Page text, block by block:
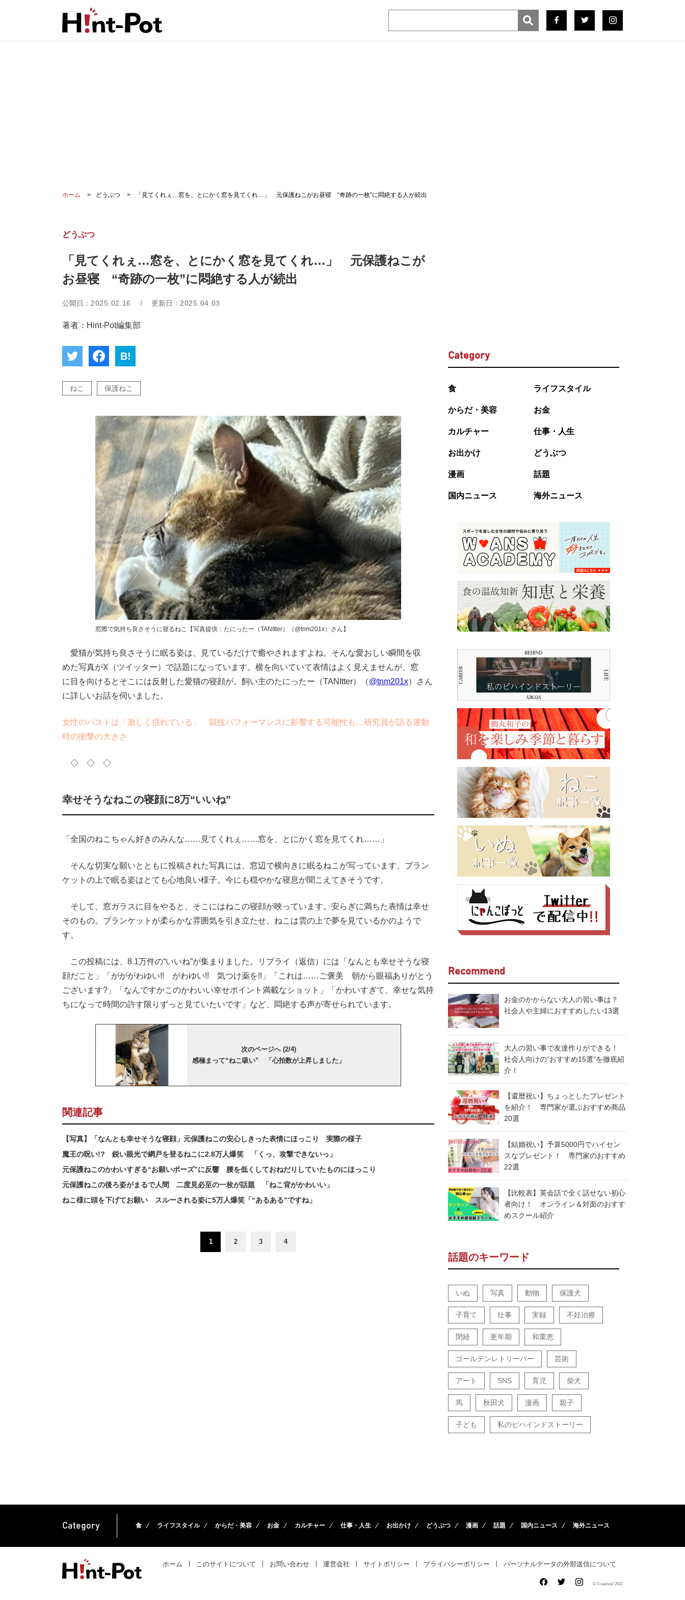
ホーム どうぶつ 「見てくれぇ…窓を、とにかく窓を見てくれ…」 元保護ねこがお昼寝 “奇跡の一枚”に悶絶する人が続出
どうぶつ
「見てくれぇ…窓を、とにかく窓を見てくれ…」 元保護ねこが
お昼寝 “奇跡の一枚”に悶絶する人が続出
公開日： 2025.02.16 / 更新日： 2025.04.03
著者：Hint-Pot編集部
B!
ねこ 保護ねこ
窓際で気持ち良さそうに寝るねこ【写真提供：たにったー（TANItter）（@tnm201x）さん】
愛猫が気持ち良さそうに眠る姿は、見ているだけで癒やされますよね。そんな愛おしい瞬間を収
めた写真がX（ツイッター）で話題になっています。横を向いていて表情はよく見えませんが、窓
に目を向けるとそこには反射した愛猫の寝顔が。飼い主のたにったー（TANItter）（@tnm201x）さん
に詳しいお話を伺いました。
女性のバストは「激しく揺れている」 競技パフォーマンスに影響する可能性も…研究員が語る運動
時の衝撃の大きさ
◇ ◇ ◇
幸せそうなねこの寝顔に8万“いいね”
「全国のねこちゃん好きのみんな……見てくれぇ……窓を、とにかく窓を見てくれ……」
そんな切実な願いとともに投稿された写真には、窓辺で横向きに眠るねこが写っています。ブラン
ケットの上で眠る姿はとても心地良い様子。今にも穏やかな寝息が聞こえてきそうです。
そして、窓ガラスに目をやると、そこにはねこの寝顔が映っています。安らぎに満ちた表情は幸せ
そのもの。ブランケットが柔らかな雰囲気を引き立たせ、ねこは雲の上で夢を見ているかのようで
す。
この投稿には、8.1万件の“いいね”が集まりました。リプライ（返信）には「なんとも幸せそうな寝
顔だこと」「がががわゆい!! がわゆい!! 気つけ薬を!!」「これは……ご褒美 朝から眼福ありがとう
ございます?」「なんですかこのかわいい幸せポイント満載なショット」「かわいすぎて、幸せな気持
ちになって時間の許す限りずっと見ていたいです」など、悶絶する声が寄せられています。
次のページへ (2/4)
感極まって“ねこ吸い” 「心拍数が上昇しました」
関連記事
【写真】「なんとも幸せそうな寝顔」元保護ねこの安心しきった表情にほっこり 実際の様子
魔王の呪い!? 鋭い眼光で網戸を登るねこに2.8万人爆笑 「くっ、攻撃できないっ」
元保護ねこのかわいすぎる“お願いポーズ”に反響 腰を低くしておねだりしていたものにほっこり
元保護ねこの後ろ姿がまるで人間 二度見必至の一枚が話題 「ねこ背がかわいい」
ねこ様に頭を下げてお願い スルーされる姿に5万人爆笑「“あるある”ですね」
1 2 3 4
Category
食 ライフスタイル
からだ・美容 お金
カルチャー 仕事・人生
お出かけ どうぶつ
漫画 話題
国内ニュース 海外ニュース
Recommend
お金のかからない大人の習い事は？
社会人や主婦におすすめしたい13選
大人の習い事で友達作りができる！
社会人向けの“おすすめ15選”を徹底紹
介！
【還暦祝い】ちょっとしたプレゼント
を紹介！ 専門家が選ぶおすすめ商品
20選
【結婚祝い】予算5000円でハイセン
スなプレゼント！ 専門家のおすすめ
22選
【比較表】英会話で全く話せない初心
者向け！ オンライン＆対面のおすす
めスクール紹介
話題のキーワード
いぬ 写真 動物 保護犬
子育て 仕事 実録 不妊治療
閉経 更年期 和栗恵
ゴールデンレトリーバー 芸術
アート SNS 育児 柴犬
馬 秋田犬 漫画 親子
子ども 私のビハインドストーリー
Category 食 ライフスタイル からだ・美容 お金 カルチャー 仕事・人生 お出かけ どうぶつ 漫画 話題 国内ニュース 海外ニュース
ホーム このサイトについて お問い合わせ 運営会社 サイトポリシー プライバシーポリシー パーソナルデータの外部送信について
© Creative2 2022